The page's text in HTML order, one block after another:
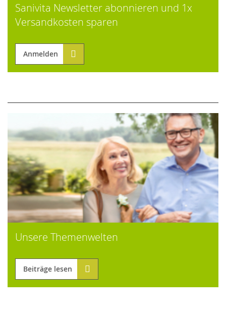
Sanivita Newsletter abonnieren und 1x
Versandkosten sparen
Anmelden
Unsere Themenwelten
Beiträge lesen